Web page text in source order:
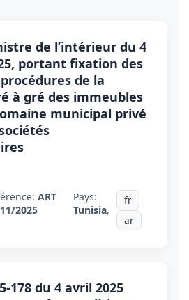
de l’intérieur du 4
portant fixation des
de la
à gré des immeubles
municipal privé
ART
2025
Pays:
Tunisia,
fr
ar
178 du 4 avril 2025